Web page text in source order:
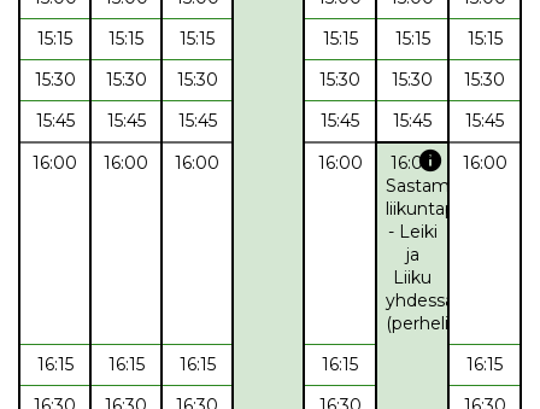
15:15
15:15 15:15 15:15 15:15
15:15
15:30
15:30 15:30 15:30 15:30
15:30
15:45
15:45 15:45 15:45 15:45
15:45
16:00
16:00 16:00 16:00 16:00info
Sastamalan
liikuntapalvelut
- Leiki
ja
Liiku
yhdessä
(perheliikunta)
16:00
16:15 16:15 16:15 16:15
16:15